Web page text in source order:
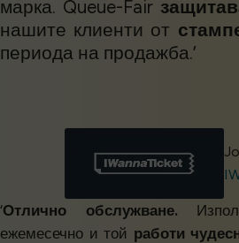
марка. Queue-Fair
нашите клиенти от
периода на продажба.’
‘Отлично обслужване.
ежемесечно и той работи